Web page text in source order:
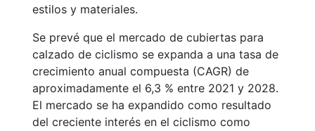
estilos y materiales.
Se prevé que el mercado de cubiertas para
calzado de ciclismo se expanda a una tasa de
crecimiento anual compuesta (CAGR) de
aproximadamente el 6,3 % entre 2021 y 2028.
El mercado se ha expandido como resultado
del creciente interés en el ciclismo como